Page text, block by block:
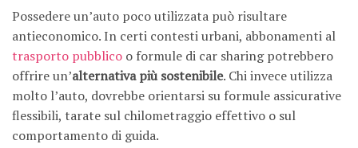
Possedere un’auto poco utilizzata può risultare
antieconomico. In certi contesti urbani, abbonamenti al
trasporto pubblico o formule di car sharing potrebbero
offrire un’alternativa più sostenibile. Chi invece utilizza
molto l’auto, dovrebbe orientarsi su formule assicurative
flessibili, tarate sul chilometraggio effettivo o sul
comportamento di guida.